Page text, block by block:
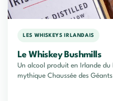
LES WHISKEYS IRLANDAIS
Le Whiskey Bushmills
Un alcool produit en Irlande
mythique Chaussée des